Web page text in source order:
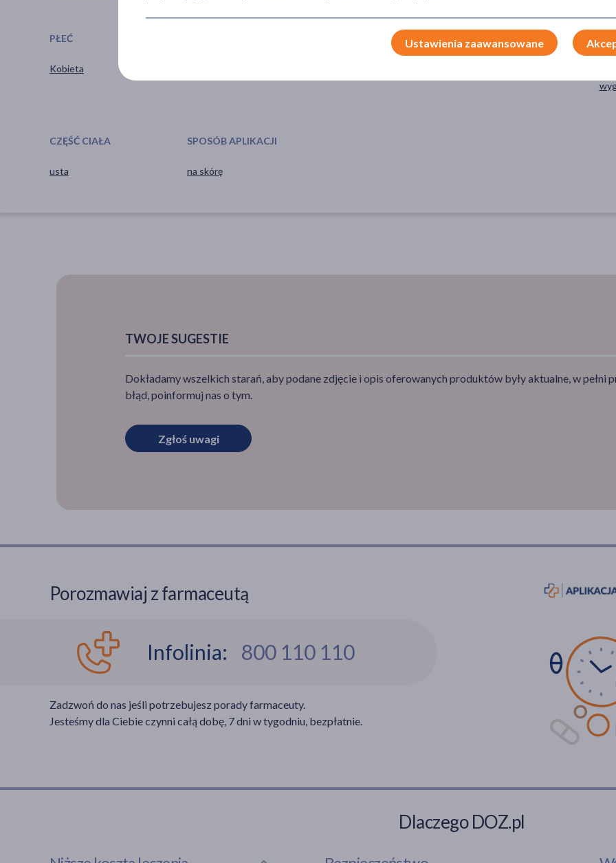
PŁEĆ
Kobieta
TYP PRODUKTU
CZĘŚĆ CIAŁA
usta
SPOSÓB APLIKACJI
na skórę
TWOJE SUGESTIE
Dokładamy wszelkich starań, aby podane zdjęcie i opis oferowanych produktów były aktualne, w pełni
błąd, poinformuj nas o tym.
Zgłoś uwagi
Porozmawiaj z farmaceutą
Infolinia: 800 110 110
Zadzwoń do nas jeśli potrzebujesz porady farmaceuty.
Jesteśmy dla Ciebie czynni całą dobę, 7 dni w tygodniu, bezpłatnie.
Dlaczego DOZ.pl
Ustawienia zaawansowane